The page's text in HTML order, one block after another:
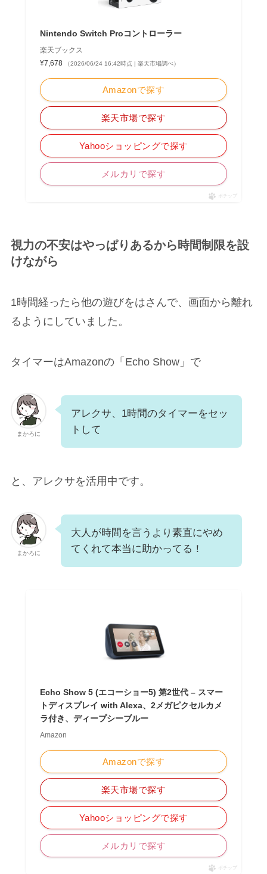
Nintendo Switch Proコントローラー
楽天ブックス
¥7,678
（2026/06/24 16:42時点 | 楽天市場調べ）
Amazonで探す
楽天市場で探す
Yahooショッピングで探す
メルカリで探す
ポチップ
視力の不安はやっぱりあるから時間制限を設
けながら
1時間経ったら他の遊びをはさんで、画面から離れ
るようにしていました。
タイマーはAmazonの「Echo Show」で
まかろに
アレクサ、1時間のタイマーをセッ
トして
と、アレクサを活用中です。
まかろに
大人が時間を言うより素直にやめ
てくれて本当に助かってる！
Echo Show 5 (エコーショー5) 第2世代 – スマー
トディスプレイ with Alexa、2メガピクセルカメ
ラ付き、ディープシーブルー
Amazon
Amazonで探す
楽天市場で探す
Yahooショッピングで探す
メルカリで探す
ポチップ